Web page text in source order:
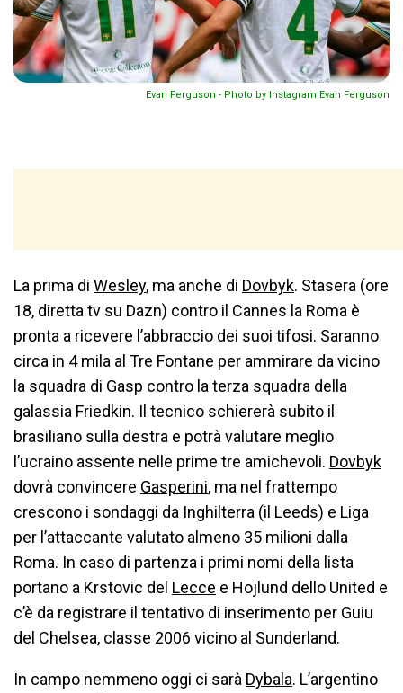
Evan Ferguson - Photo by Instagram Evan Ferguson
La prima di Wesley, ma anche di Dovbyk. Stasera (ore
18, diretta tv su Dazn) contro il Cannes la Roma è
pronta a ricevere l’abbraccio dei suoi tifosi. Saranno
circa in 4 mila al Tre Fontane per ammirare da vicino
la squadra di Gasp contro la terza squadra della
galassia Friedkin. Il tecnico schiererà subito il
brasiliano sulla destra e potrà valutare meglio
l’ucraino assente nelle prime tre amichevoli. Dovbyk
dovrà convincere Gasperini, ma nel frattempo
crescono i sondaggi da Inghilterra (il Leeds) e Liga
per l’attaccante valutato almeno 35 milioni dalla
Roma. In caso di partenza i primi nomi della lista
portano a Krstovic del Lecce e Hojlund dello United e
c’è da registrare il tentativo di inserimento per Guiu
del Chelsea, classe 2006 vicino al Sunderland.
In campo nemmeno oggi ci sarà Dybala. L’argentino